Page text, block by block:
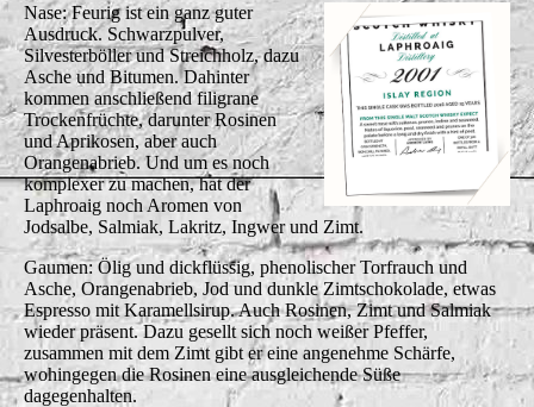
Nase: Feurig ist ein ganz guter
Ausdruck. Schwarzpulver,
Silvesterböller und Streichholz, dazu
Asche und Bitumen. Dahinter
kommen anschließend filigrane
Trockenfrüchte, darunter Rosinen
und Aprikosen, aber auch
Orangenabrieb. Und um es noch
komplexer zu machen, hat der
Laphroaig noch Aromen von
Jodsalbe, Salmiak, Lakritz, Ingwer und Zimt.
Gaumen: Ölig und dickflüssig, phenolischer Torfrauch und
Asche, Orangenabrieb, Jod und dunkle Zimtschokolade, etwas
Espresso mit Karamellsirup. Auch Rosinen, Zimt und Salmiak
wieder präsent. Dazu gesellt sich noch weißer Pfeffer,
zusammen mit dem Zimt gibt er eine angenehme Schärfe,
wohingegen die Rosinen eine ausgleichende Süße
dagegenhalten.